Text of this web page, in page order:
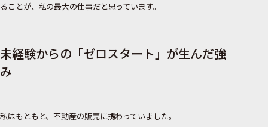
ることが、私の最大の仕事だと思っています。
未経験からの「ゼロスタート」が生んだ強
み
私はもともと、不動産の販売に携わっていました。